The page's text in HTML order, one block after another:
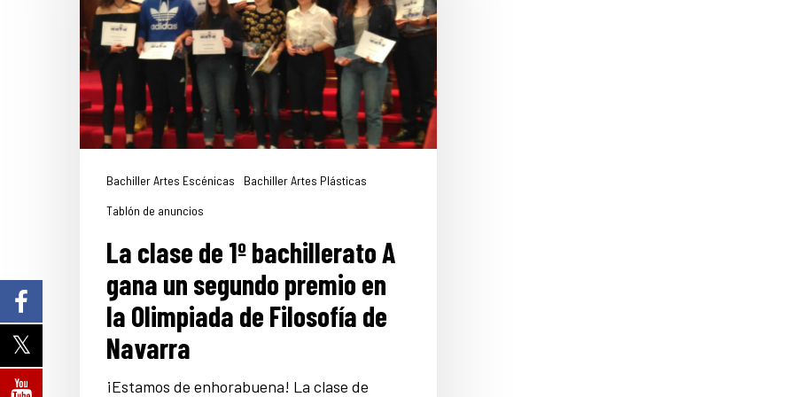
Bachiller Artes Escénicas
Bachiller Artes Plásticas
Tablón de anuncios
La clase de 1º bachillerato A
gana un segundo premio en
la Olimpiada de Filosofía de
Navarra
¡Estamos de enhorabuena! La clase de